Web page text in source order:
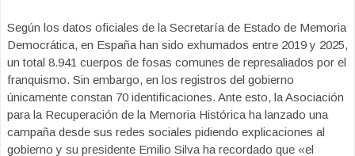
Según los datos oficiales de la Secretaría de Estado de Memoria
Democrática, en España han sido exhumados entre 2019 y 2025,
un total 8.941 cuerpos de fosas comunes de represaliados por el
franquismo. Sin embargo, en los registros del gobierno
únicamente constan 70 identificaciones. Ante esto, la Asociación
para la Recuperación de la Memoria Histórica ha lanzado una
campaña desde sus redes sociales pidiendo explicaciones al
gobierno y su presidente Emilio Silva ha recordado que «el